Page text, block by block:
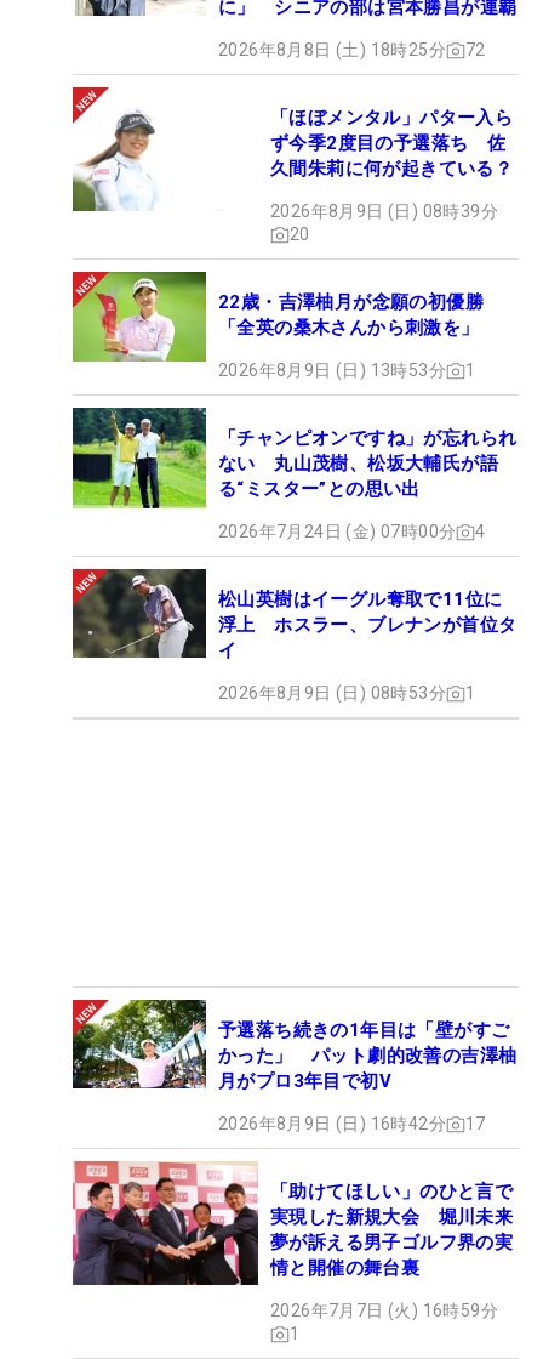
に」 シニアの部は宮本勝昌が連覇
2026年8月8日 (土) 18時25分 72
「ほぼメンタル」パター入ら
ず今季2度目の予選落ち 佐
久間朱莉に何が起きている？
2026年8月9日 (日) 08時39分
20
22歳・吉澤柚月が念願の初優勝
「全英の桑木さんから刺激を」
2026年8月9日 (日) 13時53分 1
「チャンピオンですね」が忘れられ
ない 丸山茂樹、松坂大輔氏が語
る“ミスター”との思い出
2026年7月24日 (金) 07時00分 4
松山英樹はイーグル奪取で11位に
浮上 ホスラー、ブレナンが首位タ
イ
2026年8月9日 (日) 08時53分 1
予選落ち続きの1年目は「壁がすご
かった」 パット劇的改善の吉澤柚
月がプロ3年目で初V
2026年8月9日 (日) 16時42分 17
「助けてほしい」のひと言で
実現した新規大会 堀川未来
夢が訴える男子ゴルフ界の実
情と開催の舞台裏
2026年7月7日 (火) 16時59分
1